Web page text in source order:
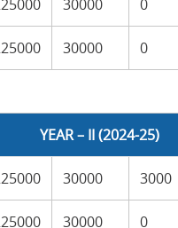
30000 0
30000 0
YEAR – II (2024-25)
30000 3000
30000 0